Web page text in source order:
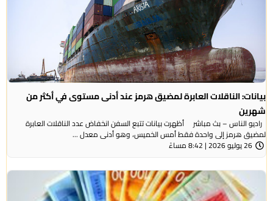
بيانات: الناقلات العابرة لمضيق هرمز عند أدنى مستوى في أكثر من
شهرين
راديو الناس – بث مباشر أظهرت بيانات تتبع السفن انخفاض عدد الناقلات العابرة
لمضيق هرمز إلى واحدة فقط أمس الخميس، وهو أدنى معدل ...
26 يوليو 2026 | 8:42 مساءً